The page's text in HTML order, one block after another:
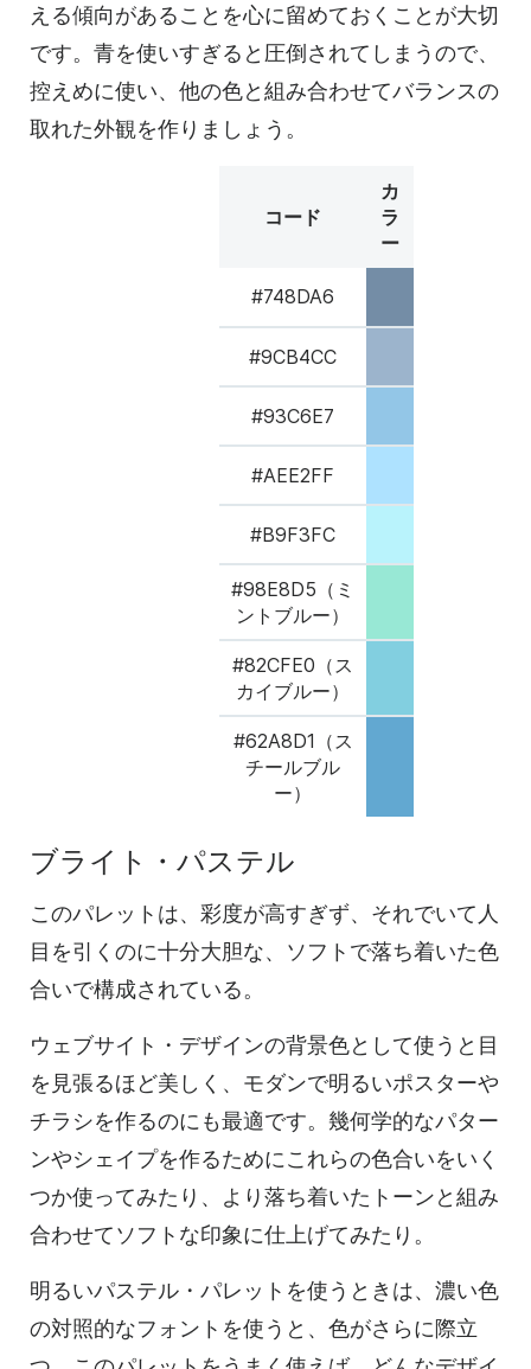
える傾向があることを心に留めておくことが大切
です。青を使いすぎると圧倒されてしまうので、
控えめに使い、他の色と組み合わせてバランスの
取れた外観を作りましょう。
コード
カ
ラ
ー
#748DA6
#9CB4CC
#93C6E7
#AEE2FF
#B9F3FC
#98E8D5（ミ
ントブルー）
#82CFE0（ス
カイブルー）
#62A8D1（ス
チールブル
ー）
ブライト・パステル
このパレットは、彩度が高すぎず、それでいて人
目を引くのに十分大胆な、ソフトで落ち着いた色
合いで構成されている。
ウェブサイト・デザインの背景色として使うと目
を見張るほど美しく、モダンで明るいポスターや
チラシを作るのにも最適です。幾何学的なパター
ンやシェイプを作るためにこれらの色合いをいく
つか使ってみたり、より落ち着いたトーンと組み
合わせてソフトな印象に仕上げてみたり。
明るいパステル・パレットを使うときは、濃い色
の対照的なフォントを使うと、色がさらに際立